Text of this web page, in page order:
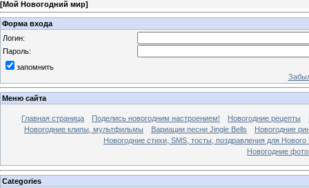
[Мой Новогодний мир]
Форма входа
Логин:
Пароль:
запомнить
Меню сайта
Главная страница Поделись новогодним настроением! Новогодние рецепты
Новогодние клипы, мультфильмы
Вариации песни Jingle Bells
Новогодние
Новогодние стихи, SMS, тосты, поздравления для
Новогодние
Categories